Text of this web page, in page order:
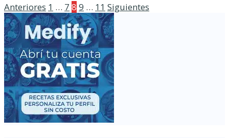
Anteriores 1 … 7 8 9 … 11 Siguientes